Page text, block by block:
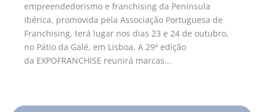
empreendedorismo e franchising da Península
Ibérica, promovida pela Associação Portuguesa de
Franchising, terá lugar nos dias 23 e 24 de outubro,
no Pátio da Galé, em Lisboa. A 29ª edição
da EXPOFRANCHISE reunirá marcas...